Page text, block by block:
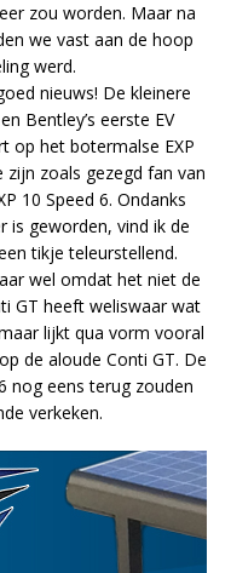
zou worden. Maar na
we vast aan de hoop
werd.
nieuws! De kleinere
Bentley’s eerste EV
op het botermalse EXP
zoals gezegd fan van
10 Speed 6. Ondanks
is geworden, vind ik de
tikje teleurstellend.
wel omdat het niet de
GT heeft weliswaar wat
lijkt qua vorm vooral
de aloude Conti GT. De
nog eens terug zouden
verkeken.